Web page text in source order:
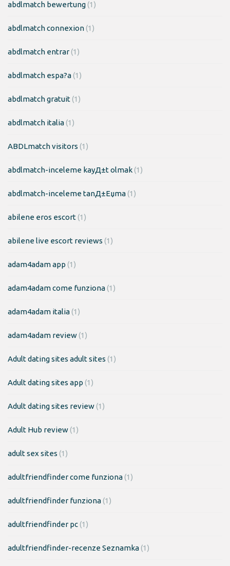
abdlmatch bewertung(1)
abdlmatch connexion(1)
abdlmatch entrar(1)
abdlmatch espa?a(1)
abdlmatch gratuit(1)
abdlmatch italia(1)
ABDLmatch visitors (1)
abdlmatch-inceleme kayД±t olmak(1)
abdlmatch-inceleme tanД±Еџma(1)
abilene eros escort(1)
abilene live escort reviews (1)
adam4adam app (1)
adam4adam come funziona(1)
adam4adam italia(1)
adam4adam review(1)
Adult dating sites adult sites (1)
Adult dating sites app (1)
Adult dating sites review(1)
Adult Hub review(1)
adult sex sites (1)
adultfriendfinder come funziona(1)
adultfriendfinder funziona(1)
adultfriendfinder pc(1)
adultfriendfinder-recenze Seznamka(1)